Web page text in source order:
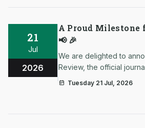
21
Jul
2026
A Proud Milestone
📢 🎉
We are delighted to
Review, the official
Bangladesh (AUB), is
Member and has been
Tuesday 21 Jul, 2026